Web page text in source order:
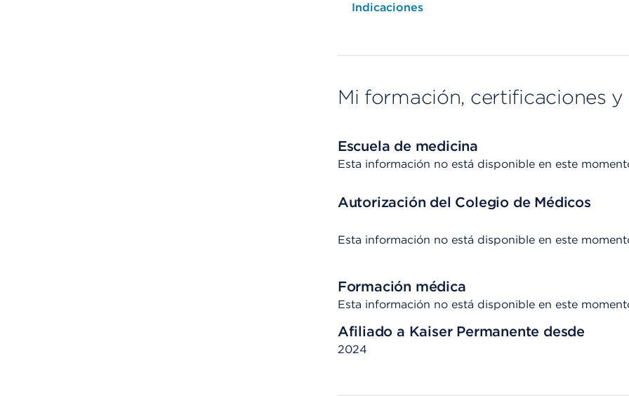
Opens native map application on mobile devices
Indicaciones
Mi formación, certificaciones y
Escuela de medicina
Esta información no está disponible en este
Autorización del Colegio de Médicos
Esta información no está disponible en este
Formación médica
Esta información no está disponible en este
Afiliado a Kaiser Permanente desde
2024